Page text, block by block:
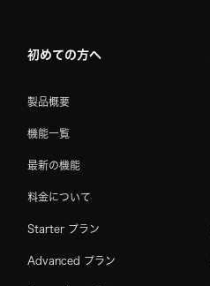
初めての方へ
製品概要
機能一覧
最新の機能
料金について
Starter プラン
Advanced プラン